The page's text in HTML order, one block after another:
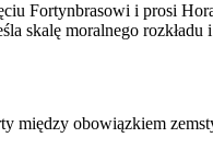
Fortynbrasowi i prosi
skalę moralnego rozkładu
między obowiązkiem